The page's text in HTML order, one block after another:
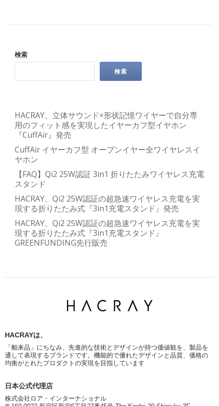
検索
検索
HACRAY、立体サウンド×形状記憶ワイヤーで自分専
用のフィット感を実現したイヤーカフ型イヤホン
『CuffAir』発売
CuffAir イヤーカフ型 オープンイヤー全ワイヤレスイ
ヤホン
【FAQ】Qi2 25W認証 3in1 折りたたみワイヤレス充電
スタンド
HACRAY、Qi2 25W認証の超急速ワイヤレス充電を実
現する折りたたみ式『3in1充電スタンド』発売
HACRAY、Qi2 25W認証の超急速ワイヤレス充電を実
現する折りたたみ式『3in1充電スタンド』
GREENFUNDING先行販売
HACRAYは、
「舶来品」にちなみ、先進的な技術とデザインが持つ価値観を、製品を
通して表現するブランドです。機能的で優れたデザインと品質、価格の
均衡がとれたプロダクトの実現を目指しています
日本公式代理店
株式会社ロア・インターナショナル